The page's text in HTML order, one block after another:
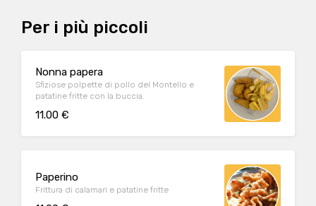
Per i più piccoli
Nonna papera
Sfiziose polpette di pollo del Montello e
patatine fritte con la buccia.
11.00 €
Paperino
Frittura di calamari e patatine fritte